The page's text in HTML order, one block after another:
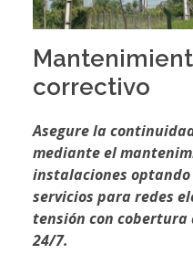
correctivo
Asegure la
mediante el
instalaciones
servicios para redes
tensión con cobertura
24/7.